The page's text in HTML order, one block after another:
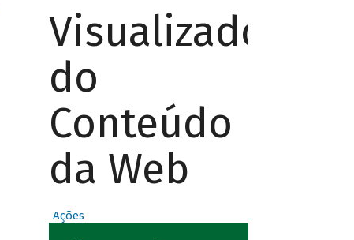
Visualizador
do
Conteúdo
da Web
Ações